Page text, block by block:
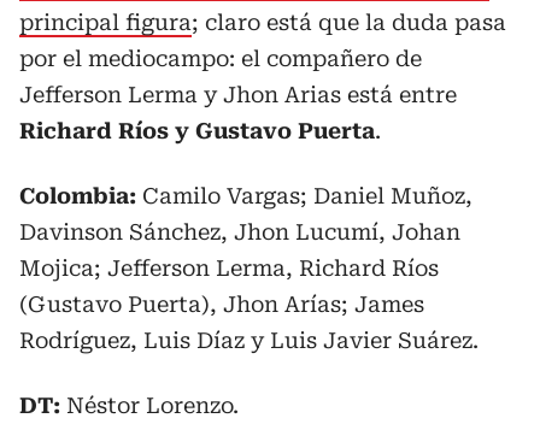
principal figura; claro está que la duda pasa
por el mediocampo: el compañero de
Jefferson Lerma y Jhon Arias está entre
Richard Ríos y Gustavo Puerta.
Colombia: Camilo Vargas; Daniel Muñoz,
Davinson Sánchez, Jhon Lucumí, Johan
Mojica; Jefferson Lerma, Richard Ríos
(Gustavo Puerta), Jhon Arías; James
Rodríguez, Luis Díaz y Luis Javier Suárez.
DT: Néstor Lorenzo.